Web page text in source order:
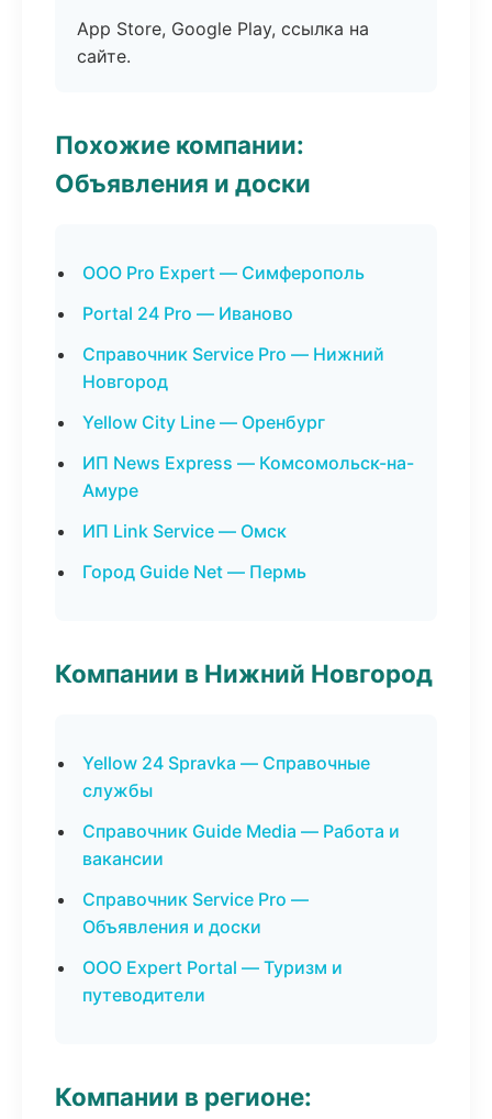
App Store, Google Play, ссылка на
сайте.
Похожие компании:
Объявления и доски
ООО Pro Expert — Симферополь
Portal 24 Pro — Иваново
Справочник Service Pro — Нижний
Новгород
Yellow City Line — Оренбург
ИП News Express — Комсомольск-на-
Амуре
ИП Link Service — Омск
Город Guide Net — Пермь
Компании в Нижний Новгород
Yellow 24 Spravka — Справочные
службы
Справочник Guide Media — Работа и
вакансии
Справочник Service Pro —
Объявления и доски
ООО Expert Portal — Туризм и
путеводители
Компании в регионе: